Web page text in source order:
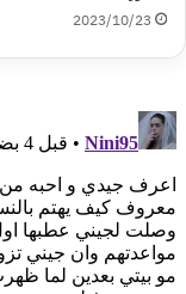
2023/10/23